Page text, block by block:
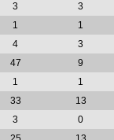
3
3
1
1
4
3
47
9
1
1
33
13
3
0